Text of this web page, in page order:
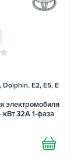
Dolphin, E2, E5, E9,
электромобиля
кВт 32А 1-фаза